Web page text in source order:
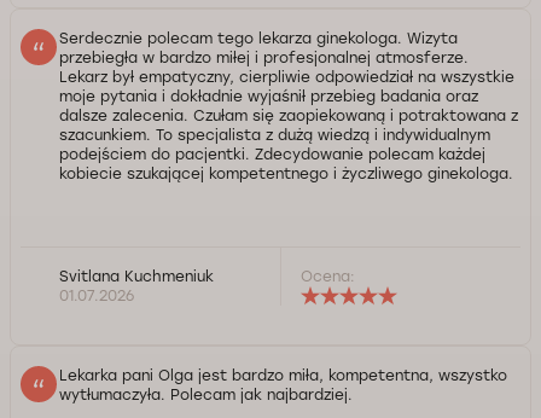
Serdecznie polecam tego lekarza ginekologa. Wizyta
przebiegła w bardzo miłej i profesjonalnej atmosferze.
Lekarz był empatyczny, cierpliwie odpowiedział na wszystkie
moje pytania i dokładnie wyjaśnił przebieg badania oraz
dalsze zalecenia. Czułam się zaopiekowaną i potraktowana z
szacunkiem. To specjalista z dużą wiedzą i indywidualnym
podejściem do pacjentki. Zdecydowanie polecam każdej
kobiecie szukającej kompetentnego i życzliwego ginekologa.
Svitlana Kuchmeniuk
01.07.2026
Ocena:
Lekarka pani Olga jest bardzo miła, kompetentna, wszystko
wytłumaczyła. Polecam jak najbardziej.